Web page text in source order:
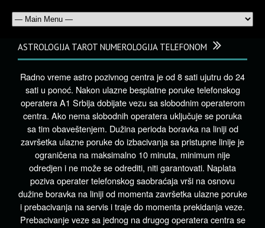
ASTROLOGIJA TAROT NUMEROLOGIJA TELEFONOM
Radno vreme astro pozivnog centra je od 8 sati ujutru do 24
sati u ponoć. Nakon ulazne besplatne poruke telefonskog
operatera A1 Srbija dobijate vezu sa slobodnim operaterom
centra. Ako nema slobodnih operatera uključuje se poruka
sa tim obaveštenjem. Dužina perioda boravka na liniji od
završetka ulazne poruke do izbacivanja sa pristupne linije je
ograničena na maksimalno 10 minuta, minimum nije
odredjen i ne može se odrediti, niti garantovati. Naplata
poziva operater telefonskog saobraćaja vrši na osnovu
dužine boravka na liniji od momenta završetka ulazne poruke
i prebacivanja na servis i traje do momenta prekidanja veze.
Prebacivanje veze sa jednog na drugog operatera centra se